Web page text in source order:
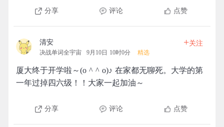
分享 评论 点赞
清安
决战单词全宇宙 9月10日 10时0分 精选
+关注
厦大终于开学啦～(o ^ ^ o)♪ 在家都无聊死。大学的第
一年过掉四六级！！大家一起加油～
分享 评论 点赞